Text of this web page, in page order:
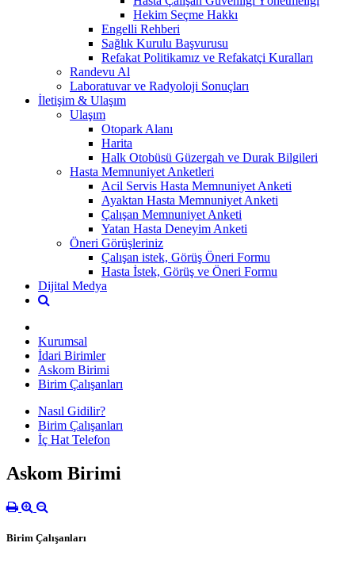
Hekim Seçme Hakkı
Engelli Rehberi
Sağlık Kurulu Başvurusu
Refakat Politikamız ve Refakatçi Kuralları
Randevu Al
Laboratuvar ve Radyoloji Sonuçları
İletişim & Ulaşım
Ulaşım
Otopark Alanı
Harita
Halk Otobüsü Güzergah ve Durak Bilgileri
Hasta Memnuniyet Anketleri
Acil Servis Hasta Memnuniyet Anketi
Ayaktan Hasta Memnuniyet Anketi
Çalışan Memnuniyet Anketi
Yatan Hasta Deneyim Anketi
Öneri Görüşleriniz
Çalışan istek, Görüş Öneri Formu
Hasta İstek, Görüş ve Öneri Formu
Dijital Medya
Kurumsal
İdari Birimler
Askom Birimi
Birim Çalışanları
Nasıl Gidilir?
Birim Çalışanları
İç Hat Telefon
Askom Birimi
Birim Çalışanları